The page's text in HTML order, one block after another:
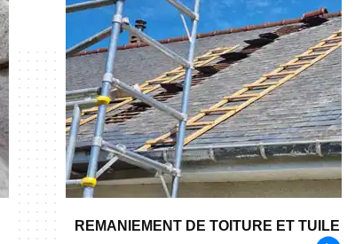
REMANIEMENT DE TOITURE ET TUILE